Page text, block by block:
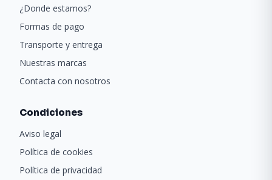
¿Donde estamos?
Formas de pago
Transporte y entrega
Nuestras marcas
Contacta con nosotros
Condiciones
Aviso legal
Política de cookies
Política de privacidad